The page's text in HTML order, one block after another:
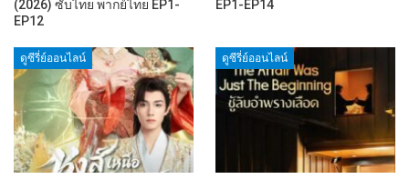
(2026) ซับไทย พากย์ไทย EP1-
EP12
EP1-EP14
ดูซีรี่ย์ออนไลน์ ดูซีรี่ย์ออนไลน์